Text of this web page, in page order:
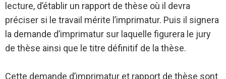
lecture, d’établir un rapport de thèse où il devra
préciser si le travail mérite l’imprimatur. Puis il signera
la demande d’imprimatur sur laquelle figurera le jury
de thèse ainsi que le titre définitif de la thèse.
Cette demande d’imprimatur et rapport de thèse sont